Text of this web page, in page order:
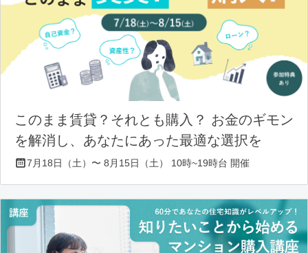
このまま賃貸？それとも購入？ お金のギモン
を解消し、あなたにあった最適な選択を
7月18日（土）〜 8月15日（土） 10時~19時台 開催